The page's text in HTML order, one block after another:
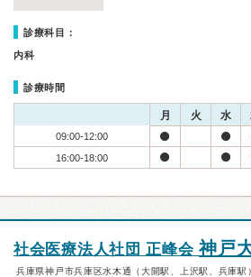
診療科目：
内科
診療時間
月 火 水
09:00-12:00
16:00-18:00
社会医療法人社団 正峰会神戸
兵庫県神戸市兵庫区水木通（大開駅、上沢駅、兵庫駅）